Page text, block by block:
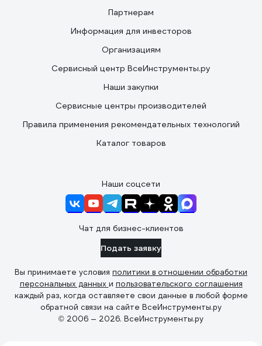
Партнерам
Информация для инвесторов
Организациям
Сервисный центр ВсеИнструменты.ру
Наши закупки
Сервисные центры производителей
Правила применения рекомендательных технологий
Каталог товаров
Наши соцсети
Чат для бизнес-клиентов
Подать заявку
Вы принимаете условия политики в отношении обработки
персональных данных и пользовательского соглашения
каждый раз, когда оставляете свои данные в любой форме
обратной связи на сайте ВсеИнструменты.ру
© 2006 — 2026. ВсеИнструменты.ру